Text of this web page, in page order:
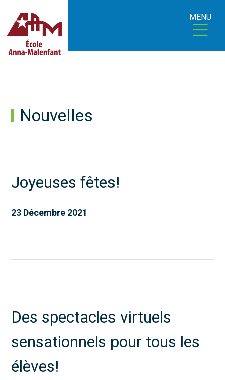
MENU
Nouvelles
Joyeuses fêtes!
23 Décembre 2021
Des spectacles virtuels
sensationnels pour tous les
élèves!